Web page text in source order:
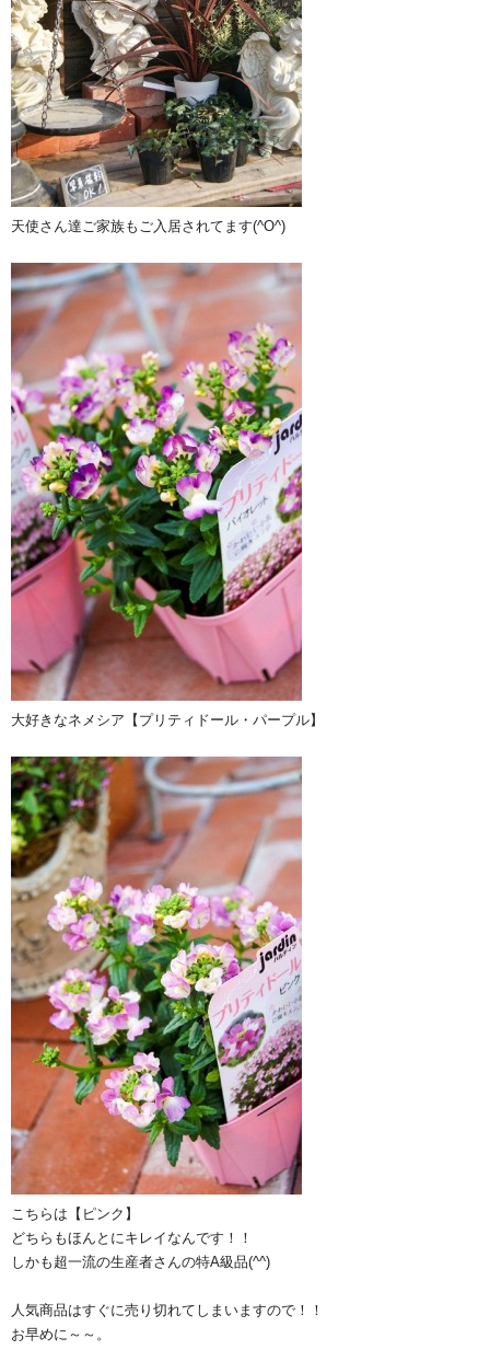
天使さん達ご家族もご入居されてます(^O^)
大好きなネメシア【プリティドール・パープル】
こちらは【ピンク】
どちらもほんとにキレイなんです！！
しかも超一流の生産者さんの特A級品(^^)
人気商品はすぐに売り切れてしまいますので！！
お早めに～～。